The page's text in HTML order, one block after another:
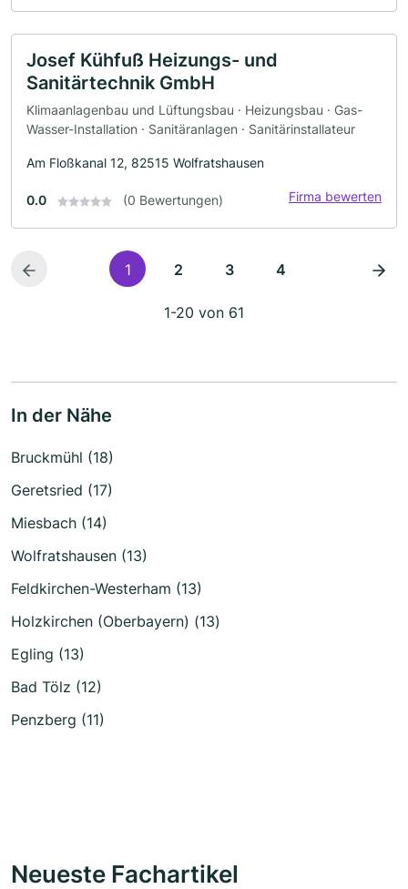
Josef Kühfuß Heizungs- und
Sanitärtechnik GmbH
Klimaanlagenbau und Lüftungsbau · Heizungsbau · Gas-
Wasser-Installation · Sanitäranlagen · Sanitärinstallateur
Am Floßkanal 12, 82515 Wolfratshausen
0.0 (0 Bewertungen) Firma bewerten
1 2 3 4
1-20 von 61
In der Nähe
Bruckmühl (18)
Geretsried (17)
Miesbach (14)
Wolfratshausen (13)
Feldkirchen-Westerham (13)
Holzkirchen (Oberbayern) (13)
Egling (13)
Bad Tölz (12)
Penzberg (11)
Neueste Fachartikel